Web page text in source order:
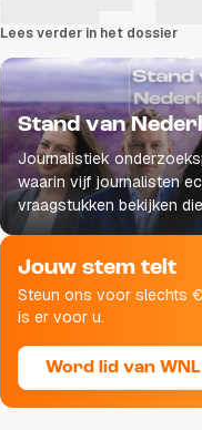
Lees verder in het dossier
Stand van
Journalistiek
waarin vijf journalisten
vraagstukken bekijken
leven raken.
Jouw stem telt
Steun ons voor slechts
is er voor u.
Word lid van WNL